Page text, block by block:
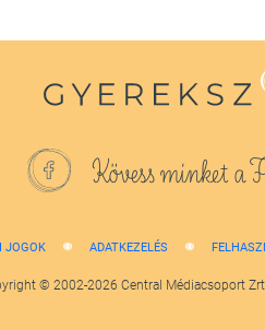
Kövess minket a
JOGOK ADATKEZELÉS
© 2002-2026 Central Médiacsoport